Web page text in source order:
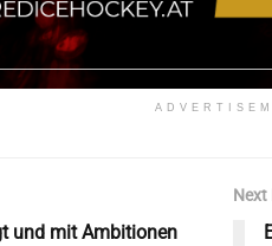
und mit Ambitionen
Next